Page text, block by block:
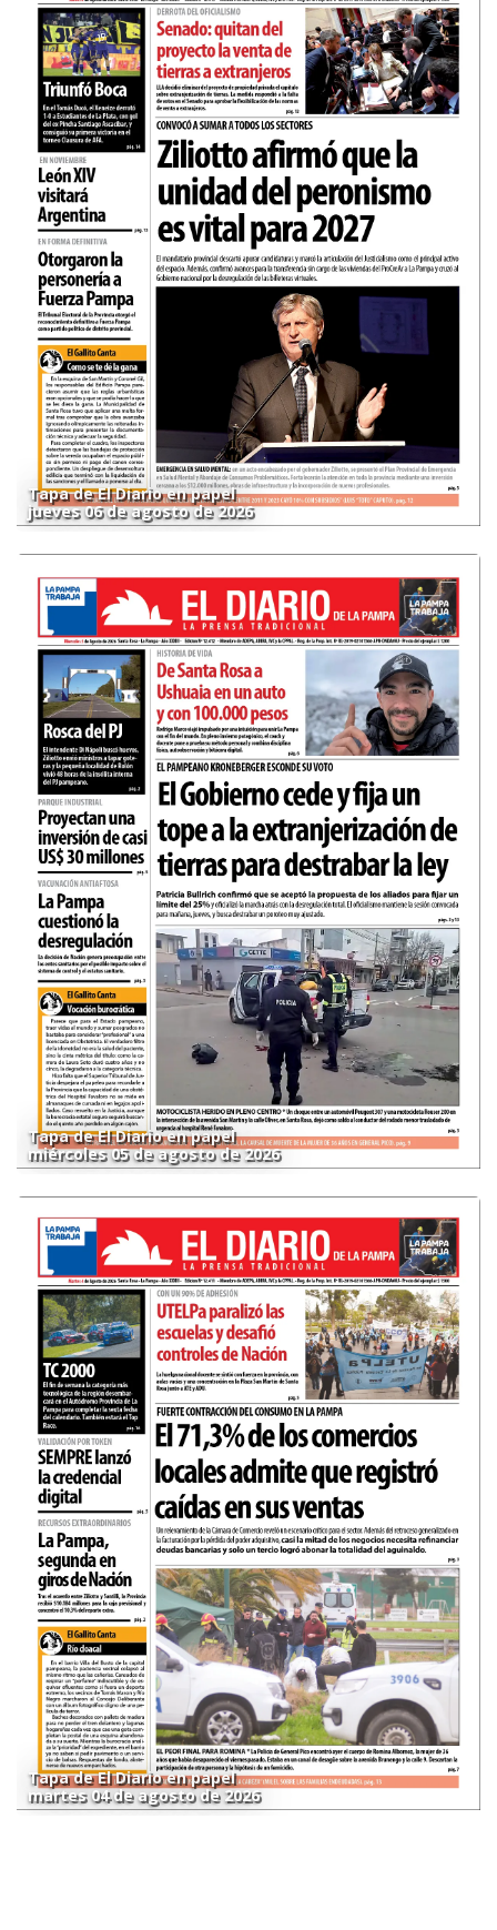
Tapa de El Diario en papel
jueves 06 de agosto de 2026
Tapa de El Diario en papel
miércoles 05 de agosto de 2026
Tapa de El Diario en papel
martes 04 de agosto de 2026